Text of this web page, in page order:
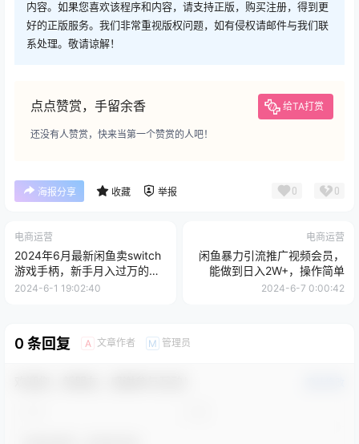
内容。如果您喜欢该程序和内容，请支持正版，购买注册，得到更
好的正版服务。我们非常重视版权问题，如有侵权请邮件与我们联
系处理。敬请谅解！
点点赞赏，手留余香 给TA打赏
还没有人赞赏，快来当第一个赞赏的人吧！
海报分享 收藏 举报 0 0
电商运营
2024年6月最新闲鱼卖switch
游戏手柄，新手月入过万的第
一个好项目
2024-6-1 19:02:40
电商运营
闲鱼暴力引流推广视频会员，
能做到日入2W+，操作简单
2024-6-7 0:00:42
0 条回复 A 文章作者 M 管理员